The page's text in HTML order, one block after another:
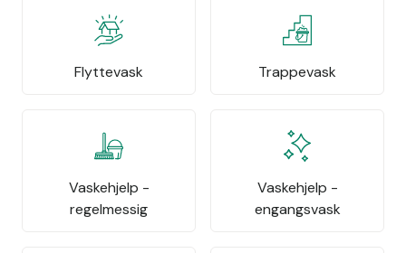
Flyttevask Trappevask
Vaskehjelp -
regelmessig
Vaskehjelp -
engangsvask